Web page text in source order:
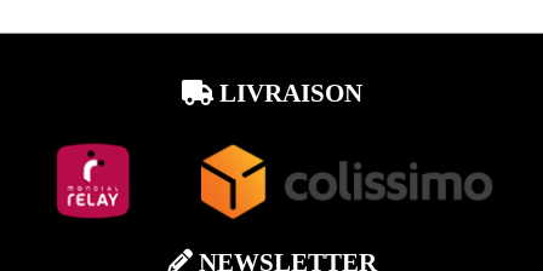
LIVRAISON
 NEWSLETTER